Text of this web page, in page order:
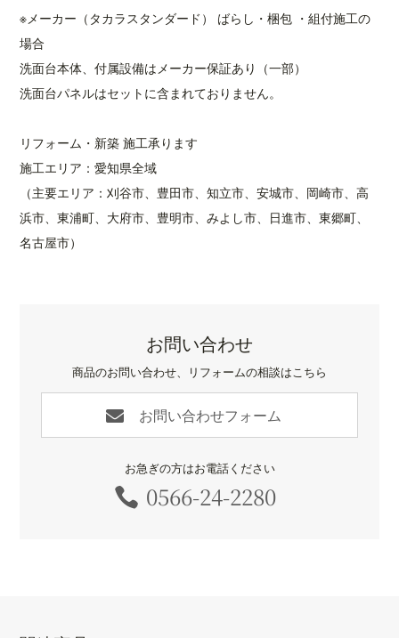
※メーカー（タカラスタンダード） ばらし・梱包 ・組付施工の
場合
洗面台本体、付属設備はメーカー保証あり（一部）
洗面台パネルはセットに含まれておりません。
リフォーム・新築 施工承ります
施工エリア：愛知県全域
（主要エリア：刈谷市、豊田市、知立市、安城市、岡崎市、高
浜市、東浦町、大府市、豊明市、みよし市、日進市、東郷町、
名古屋市）
お問い合わせ
商品のお問い合わせ、リフォームの相談はこちら
 お問い合わせフォーム
お急ぎの方はお電話ください
 0566-24-2280